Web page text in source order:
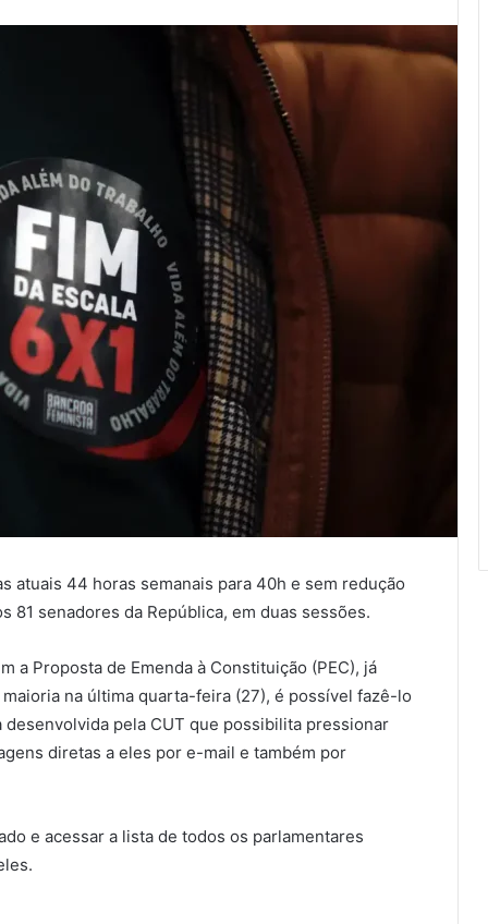
atuais 44 horas semanais para 40h e sem redução
81 senadores da República, em duas sessões.
a Proposta de Emenda à Constituição (PEC), já
na última quarta-feira (27), é possível fazê-lo
pela CUT que possibilita pressionar
diretas a eles por e-mail e também por
e acessar a lista de todos os parlamentares